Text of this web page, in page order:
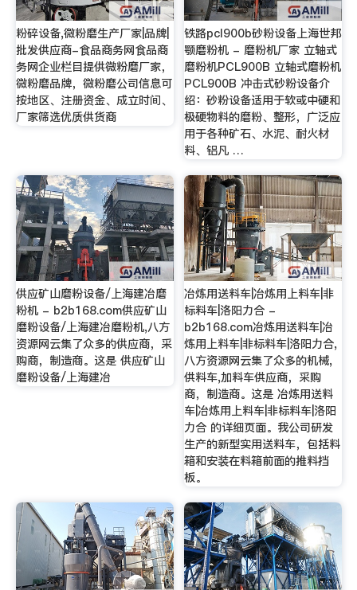
粉碎设备,微粉磨生产厂家|品牌|
批发供应商-食品商务网食品商
务网企业栏目提供微粉磨厂家，
微粉磨品牌，微粉磨公司信息可
按地区、注册资金、成立时间、
厂家筛选优质供货商
铁路pcl900b砂粉设备上海世邦
颚磨粉机 - 磨粉机厂家 立轴式
磨粉机PCL900B 立轴式磨粉机
PCL900B 冲击式砂粉设备介
绍：砂粉设备适用于软或中硬和
极硬物料的磨粉、整形，广泛应
用于各种矿石、水泥、耐火材
料、铝凡 …
供应矿山磨粉设备/上海建冶磨
粉机 - b2b168.com供应矿山
磨粉设备/上海建冶磨粉机,八方
资源网云集了众多的供应商，采
购商，制造商。这是 供应矿山
磨粉设备/上海建冶
冶炼用送料车|冶炼用上料车|非
标料车|洛阳力合 -
b2b168.com冶炼用送料车|冶
炼用上料车|非标料车|洛阳力合,
八方资源网云集了众多的机械,
供料车,加料车供应商，采购
商，制造商。这是 冶炼用送料
车|冶炼用上料车|非标料车|洛阳
力合 的详细页面。我公司研发
生产的新型实用送料车，包括料
箱和安装在料箱前面的推料挡
板。